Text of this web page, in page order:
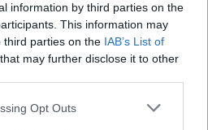
information by third parties on the
This information may
third parties on the IAB’s List of
that may further disclose it to other
app uses one or more Google
Opt Outs